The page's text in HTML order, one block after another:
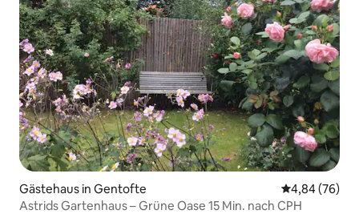
Gästehaus in Gentofte
4,84 (76)
Astrids Gartenhaus – Grüne Oase 15 Min. nach CPH